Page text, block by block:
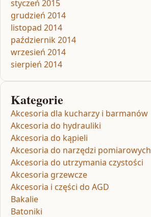
styczeń 2015
grudzień 2014
listopad 2014
październik 2014
wrzesień 2014
sierpień 2014
Kategorie
Akcesoria dla kucharzy i barmanów
Akcesoria do hydrauliki
Akcesoria do kąpieli
Akcesoria do narzędzi pomiarowych
Akcesoria do utrzymania czystości
Akcesoria grzewcze
Akcesoria i części do AGD
Bakalie
Batoniki